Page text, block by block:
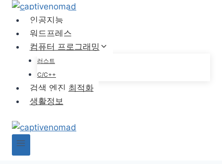
Skip
content
인공지능
워드프레스
컴퓨터 프로그래밍
러스트
C/C++
검색 엔진 최적화
생활정보